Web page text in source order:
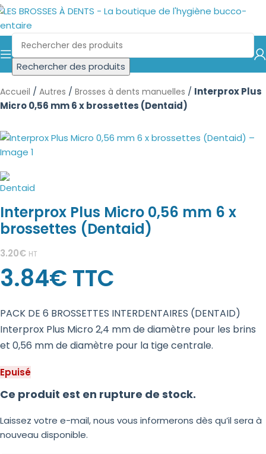
Rechercher des produits
Accueil / Autres / Brosses à dents manuelles / Interprox Plus
Micro 0,56 mm 6 x brossettes (Dentaid)
Interprox Plus Micro 0,56 mm 6 x
brossettes (Dentaid)
3.20€ HT
3.84€ TTC
PACK DE 6 BROSSETTES INTERDENTAIRES (DENTAID)
Interprox Plus Micro 2,4 mm de diamètre pour les brins
et 0,56 mm de diamètre pour la tige centrale.
Epuisé
Ce produit est en rupture de stock.
Laissez votre e-mail, nous vous informerons dès qu’il sera à
nouveau disponible.